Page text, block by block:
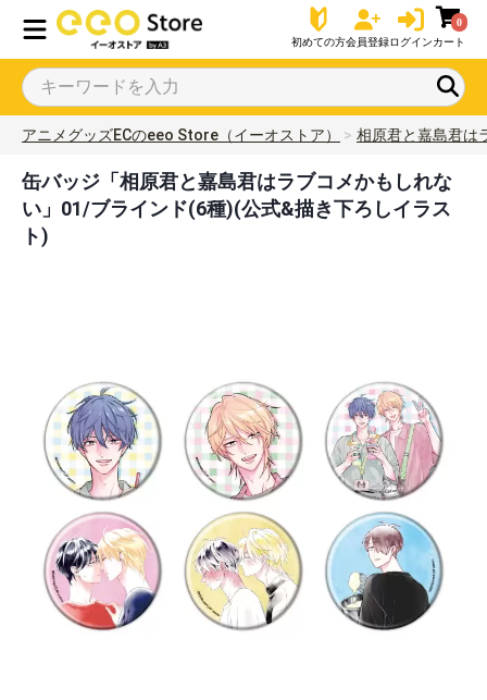
初めての方会員登録ログイン
0
カート
アニメグッズECのeeo Store（イーオストア） 相原君と嘉島君は
缶バッジ「相原君と嘉島君はラブコメかもしれな
い」01/ブラインド(6種)(公式&描き下ろしイラス
ト)